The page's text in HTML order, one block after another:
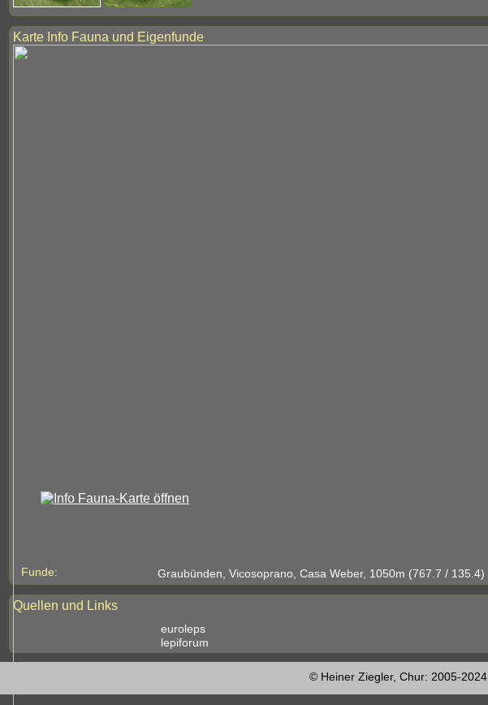
Karte Info Fauna und Eigenfunde
Funde: Graubünden, Vicosoprano, Casa Weber, 1050m (767.7 / 135.4)
Quellen und Links
euroleps
lepiforum
© Heiner Ziegler, Chur: 2005-2024